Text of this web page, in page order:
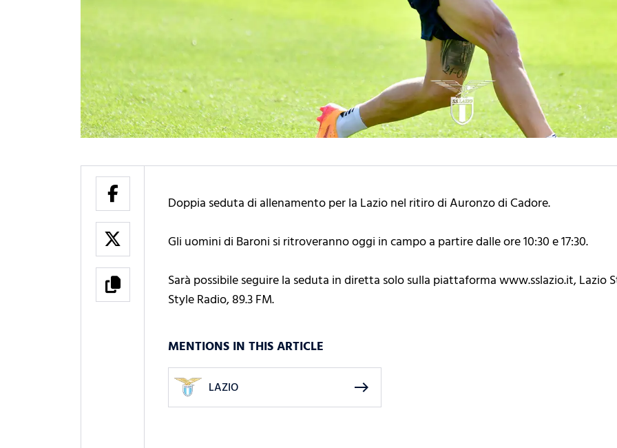
Doppia seduta di allenamento per la Lazio nel ritiro di Auronzo di Cadore.
Gli uomini di Baroni si ritroveranno oggi in campo a partire dalle ore 10:30 e 17:30.
Sarà possibile seguire la seduta in diretta solo sulla piattaforma www.sslazio.it, Lazio
Style Radio, 89.3 FM.
MENTIONS IN THIS ARTICLE
LAZIO east